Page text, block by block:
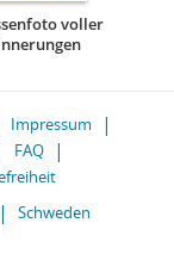
voller
Impressum
FAQ
Schweden